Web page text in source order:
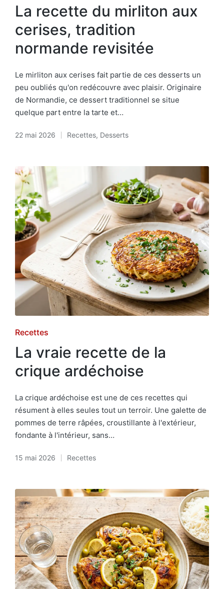
inLa recette du mirliton aux
cerises, tradition
normande revisitée
Le mirliton aux cerises fait partie de ces desserts un
peu oubliés qu'on redécouvre avec plaisir. Originaire
de Normandie, ce dessert traditionnel se situe
quelque part entre la tarte et…
22 mai 2026
Posted
Recettes, Desserts
Posted
in
Recettes
La vraie recette de la
crique ardéchoise
La crique ardéchoise est une de ces recettes qui
résument à elles seules tout un terroir. Une galette de
pommes de terre râpées, croustillante à l'extérieur,
fondante à l'intérieur, sans…
15 mai 2026
Posted
Recettes